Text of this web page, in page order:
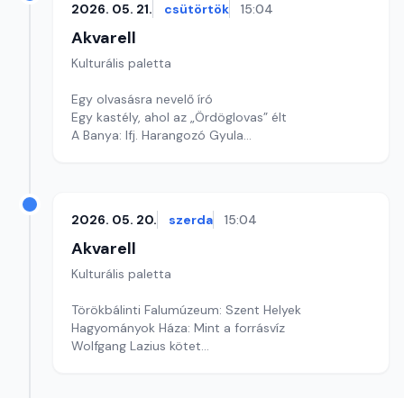
2026. 05. 21. csütörtök 15:04
Akvarell
Kulturális paletta
Egy olvasásra nevelő író
Egy kastély, ahol az „Ördöglovas” élt
A Banya: Ifj. Harangozó Gyula
2026. 05. 20. szerda 15:04
Akvarell
Kulturális paletta
Törökbálinti Falumúzeum: Szent Helyek
Hagyományok Háza: Mint a forrásvíz
Wolfgang Lazius kötet